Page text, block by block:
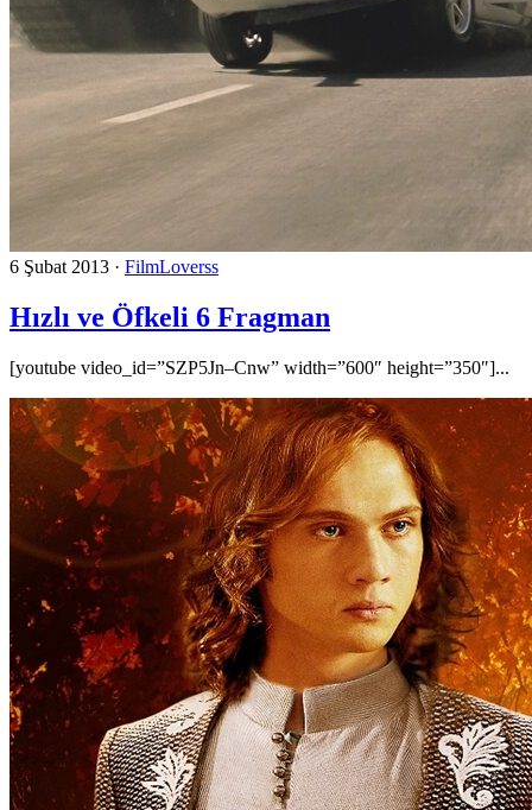
6 Şubat 2013 · FilmLoverss
Hızlı ve Öfkeli 6 Fragman
[youtube video_id=”SZP5Jn–Cnw” width=”600″ height=”350″]...